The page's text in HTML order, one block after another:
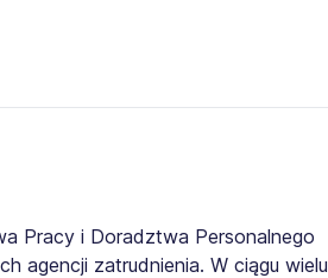
Pracy i Doradztwa Personalnego
agencji zatrudnienia. W ciągu wielu